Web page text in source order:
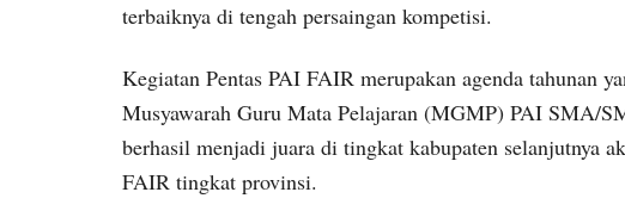
terbaiknya di tengah persaingan kompetisi.
Kegiatan Pentas PAI FAIR merupakan agenda tahunan
Musyawarah Guru Mata Pelajaran (MGMP) PAI SMA/
berhasil menjadi juara di tingkat kabupaten selanjutnya
FAIR tingkat provinsi.